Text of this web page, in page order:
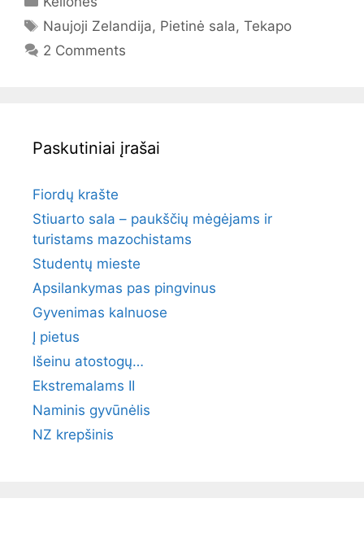
Tags
Naujoji Zelandija, Pietinė sala,Tekapo
2 Comments
Paskutiniai įrašai
Fiordų krašte
Stiuarto sala – paukščių mėgėjams ir
turistams mazochistams
Studentų mieste
Apsilankymas pas pingvinus
Gyvenimas kalnuose
Į pietus
Išeinu atostogų…
Ekstremalams II
Naminis gyvūnėlis
NZ krepšinis